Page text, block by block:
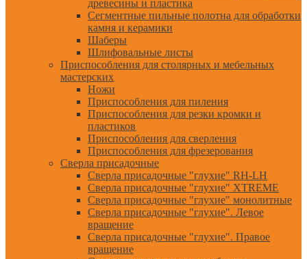
древесины и пластика
Сегментные пильные полотна для обработки
камня и керамики
Шаберы
Шлифовальные листы
Приспособления для столярных и мебельных
мастерских
Ножи
Приспособления для пиления
Приспособления для резки кромки и
пластиков
Приспособления для сверления
Приспособления для фрезерования
Сверла присадочные
Сверла присадочные "глухие" RH-LH
Сверла присадочные "глухие" XTREME
Сверла присадочные "глухие" монолитные
Сверла присадочные "глухие". Левое
вращение
Сверла присадочные "глухие". Правое
вращение